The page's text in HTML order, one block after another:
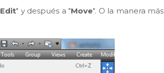
Edit" y después a "Move". O la manera